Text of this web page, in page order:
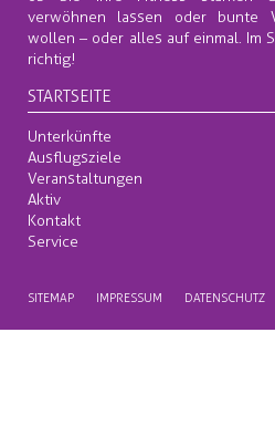
verwöhnen lassen oder bunte
wollen – oder alles auf einmal. Im
richtig!
STARTSEITE
Unterkünfte
Ausflugsziele
Veranstaltungen
Aktiv
Kontakt
Service
SITEMAP IMPRESSUM DATENSCHUTZ